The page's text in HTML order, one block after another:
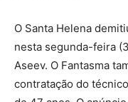
O Santa Helena
nesta segunda-feira
Aseev. O Fantasma
contratação do